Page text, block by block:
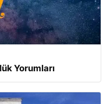
Yorumları